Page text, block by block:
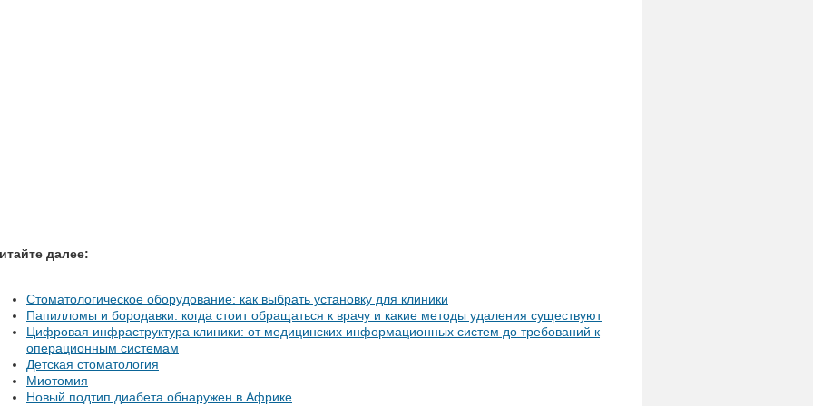
далее:
Стоматологическое оборудование: как выбрать установку для клиники
Папилломы и бородавки: когда стоит обращаться к врачу и какие методы удаления существуют
Цифровая инфраструктура клиники: от медицинских информационных систем до требований к
операционным системам
Детская стоматология
Миотомия
Новый подтип диабета обнаружен в Африке